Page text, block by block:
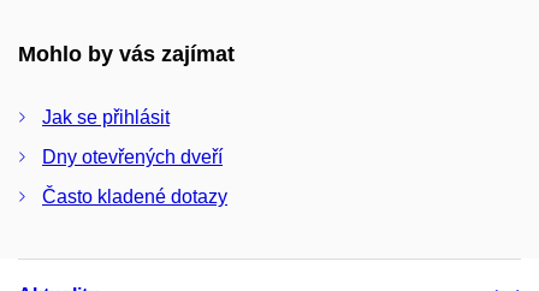
Mohlo by vás zajímat
Jak se přihlásit
Dny otevřených dveří
Často kladené dotazy